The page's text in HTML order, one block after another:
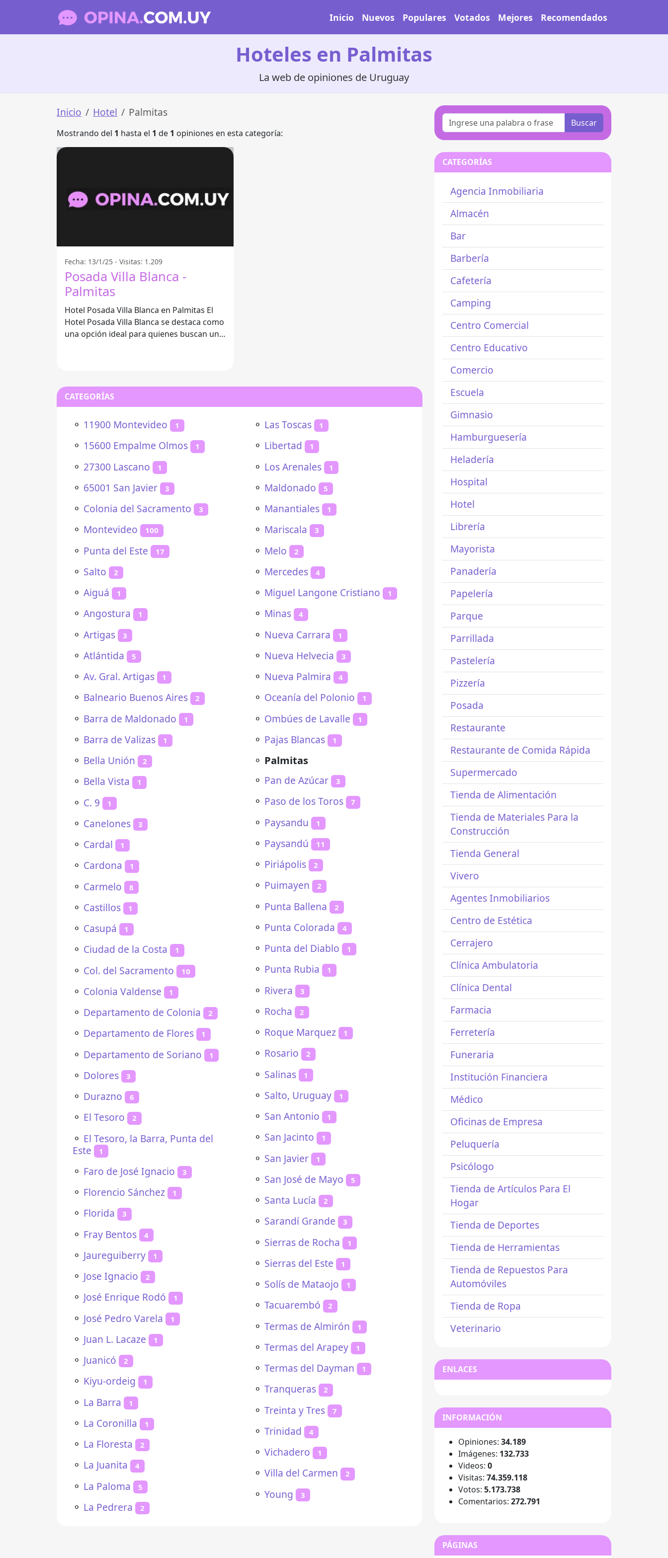
Inicio Nuevos Populares Votados Mejores Recomendados
Hoteles en Palmitas
La web de opiniones de Uruguay
Inicio Hotel Palmitas
Mostrando del 1 hasta el 1 de 1 opiniones en esta categoría:
Fecha: 13/1/25 - Visitas: 1.209
Posada Villa Blanca -
Palmitas
Hotel Posada Villa Blanca en Palmitas El
Hotel Posada Villa Blanca se destaca como
una opción ideal para quienes buscan un
CATEGORÍAS
⚬ 11900 Montevideo 1
⚬ 15600 Empalme Olmos 1
⚬ 27300 Lascano 1
⚬ 65001 San Javier 3
⚬ Colonia del Sacramento 3
⚬ Montevideo 100
⚬ Punta del Este 17
⚬ Salto 2
⚬ Aiguá 1
⚬ Angostura 1
⚬ Artigas 3
⚬ Atlántida 5
⚬ Av. Gral. Artigas 1
⚬ Balneario Buenos Aires 2
⚬ Barra de Maldonado 1
⚬ Barra de Valizas 1
⚬ Bella Unión 2
⚬ Bella Vista 1
⚬ C. 9 1
⚬ Canelones 3
⚬ Cardal 1
⚬ Cardona 1
⚬ Carmelo 8
⚬ Castillos 1
⚬ Casupá 1
⚬ Ciudad de la Costa 1
⚬ Col. del Sacramento 10
⚬ Colonia Valdense 1
⚬ Departamento de Colonia 2
⚬ Departamento de Flores 1
⚬ Departamento de Soriano 1
⚬ Dolores 3
⚬ Durazno 6
⚬ El Tesoro 2
⚬ El Tesoro, la Barra, Punta del
Este
1
⚬ Faro de José Ignacio 3
⚬ Florencio Sánchez 1
⚬ Florida 3
⚬ Fray Bentos 4
⚬ Jaureguiberry 1
⚬ Jose Ignacio 2
⚬ José Enrique Rodó 1
⚬ José Pedro Varela 1
⚬ Juan L. Lacaze 1
⚬ Juanicó 2
⚬ Kiyu-ordeig 1
⚬ La Barra 1
⚬ La Coronilla 1
⚬ La Floresta 2
⚬ La Juanita 4
⚬ La Paloma 5
⚬ La Pedrera 2
⚬ Las Toscas 1
⚬ Libertad 1
⚬ Los Arenales 1
⚬ Maldonado 5
⚬ Manantiales 1
⚬ Mariscala 3
⚬ Melo 2
⚬ Mercedes 4
⚬ Miguel Langone Cristiano 1
⚬ Minas 4
⚬ Nueva Carrara 1
⚬ Nueva Helvecia 3
⚬ Nueva Palmira 4
⚬ Oceanía del Polonio 1
⚬ Ombúes de Lavalle 1
⚬ Pajas Blancas 1
⚬ Palmitas
⚬ Pan de Azúcar 3
⚬ Paso de los Toros 7
⚬ Paysandu 1
⚬ Paysandú 11
⚬ Piriápolis 2
⚬ Puimayen 2
⚬ Punta Ballena 2
⚬ Punta Colorada 4
⚬ Punta del Diablo 1
⚬ Punta Rubia 1
⚬ Rivera 3
⚬ Rocha 2
⚬ Roque Marquez 1
⚬ Rosario 2
⚬ Salinas 1
⚬ Salto, Uruguay 1
⚬ San Antonio 1
⚬ San Jacinto 1
⚬ San Javier 1
⚬ San José de Mayo 5
⚬ Santa Lucía 2
⚬ Sarandí Grande 3
⚬ Sierras de Rocha 1
⚬ Sierras del Este 1
⚬ Solís de Mataojo 1
⚬ Tacuarembó 2
⚬ Termas de Almirón 1
⚬ Termas del Arapey 1
⚬ Termas del Dayman 1
⚬ Tranqueras 2
⚬ Treinta y Tres 7
⚬ Trinidad 4
⚬ Vichadero 1
⚬ Villa del Carmen 2
⚬ Young 3
Buscar
CATEGORÍAS
Agencia Inmobiliaria
Almacén
Bar
Barbería
Cafetería
Camping
Centro Comercial
Centro Educativo
Comercio
Escuela
Gimnasio
Hamburguesería
Heladería
Hospital
Hotel
Librería
Mayorista
Panadería
Papelería
Parque
Parrillada
Pastelería
Pizzería
Posada
Restaurante
Restaurante de Comida Rápida
Supermercado
Tienda de Alimentación
Tienda de Materiales Para la
Construcción
Tienda General
Vivero
Agentes Inmobiliarios
Centro de Estética
Cerrajero
Clínica Ambulatoria
Clínica Dental
Farmacia
Ferretería
Funeraria
Institución Financiera
Médico
Oficinas de Empresa
Peluquería
Psicólogo
Tienda de Artículos Para El
Hogar
Tienda de Deportes
Tienda de Herramientas
Tienda de Repuestos Para
Automóviles
Tienda de Ropa
Veterinario
ENLACES
INFORMACIÓN
Opiniones: 34.189
Imágenes: 132.733
Videos: 0
Visitas: 74.359.118
Votos: 5.173.738
Comentarios: 272.791
PÁGINAS